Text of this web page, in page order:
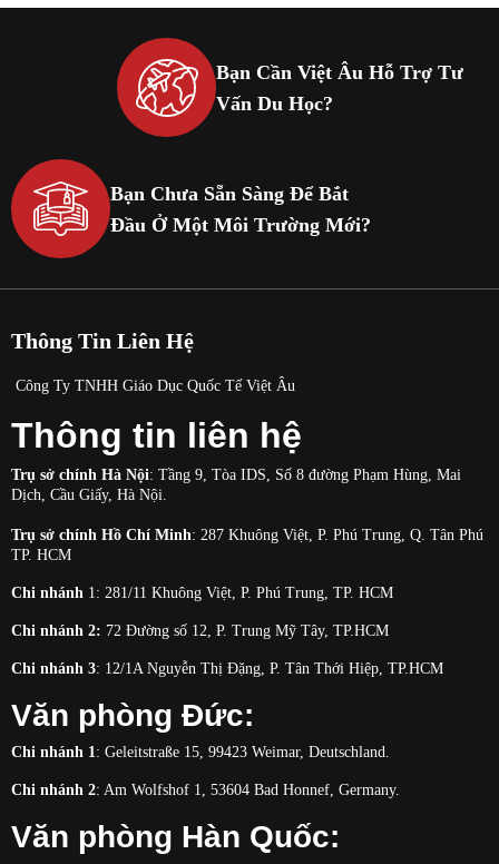
Bạn Cần Việt Âu Hỗ Trợ Tư
Vấn Du Học?
Bạn Chưa Sẵn Sàng Để Bắt
Đầu Ở Một Môi Trường Mới?
Thông Tin Liên Hệ
Công Ty TNHH Giáo Dục Quốc Tế Việt Âu
Thông tin liên hệ
Trụ sở chính Hà Nội: Tầng 9, Tòa IDS, Số 8 đường Phạm Hùng, Mai
Dịch, Cầu Giấy, Hà Nội.
Trụ sở chính Hồ Chí Minh: 287 Khuông Việt, P. Phú Trung, Q. Tân Phú
TP. HCM
Chi nhánh 1: 281/11 Khuông Việt, P. Phú Trung, TP. HCM
Chi nhánh 2: 72 Đường số 12, P. Trung Mỹ Tây, TP.HCM
Chi nhánh 3: 12/1A Nguyễn Thị Đặng, P. Tân Thới Hiệp, TP.HCM
Văn phòng Đức:
Chi nhánh 1: Geleitstraße 15, 99423 Weimar, Deutschland.
Chi nhánh 2: Am Wolfshof 1, 53604 Bad Honnef, Germany.
Văn phòng Hàn Quốc: